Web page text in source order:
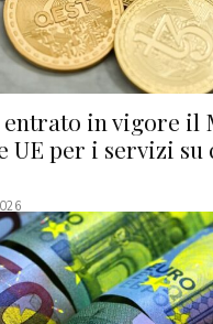
in vigore il
UE per i servizi